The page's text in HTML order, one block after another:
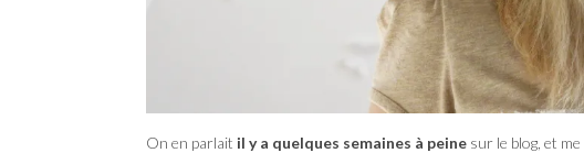
On en parlait il y a quelques semaines à peine sur le blog, et